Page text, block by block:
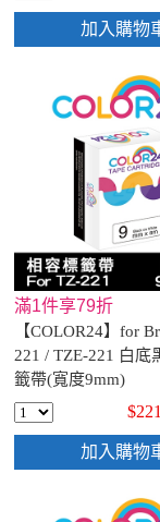
加入購物
滿1件享79折
【COLOR24】for
221 / TZE-221 白底
籤帶(寬度9mm)
$221
加入購物